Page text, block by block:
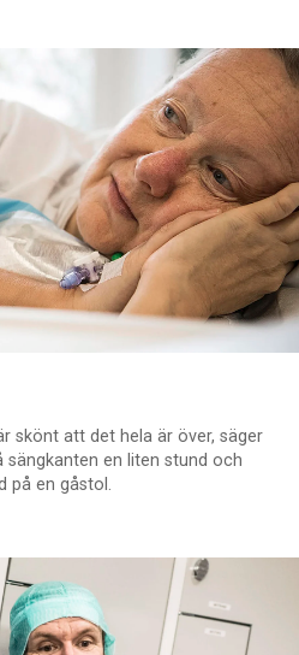
skönt att det hela är över, säger
en liten stund och
på en gåstol.